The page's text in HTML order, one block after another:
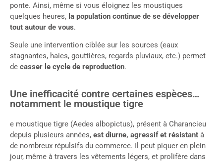
ponte. Ainsi, même si vous éloignez les moustiques
quelques heures, la population continue de se développer
tout autour de vous.
Seule une intervention ciblée sur les sources (eaux
stagnantes, haies, gouttières, regards pluviaux, etc.) permet
de casser le cycle de reproduction.
Une inefficacité contre certaines espèces…
notamment le moustique tigre
e moustique tigre (Aedes albopictus), présent à Charancieu
depuis plusieurs années, est diurne, agressif et résistant à
de nombreux répulsifs du commerce. Il peut piquer en plein
jour, même à travers les vêtements légers, et prolifère dans